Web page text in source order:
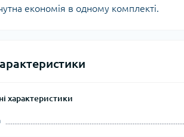
економія в одному комплекті.
характеристики